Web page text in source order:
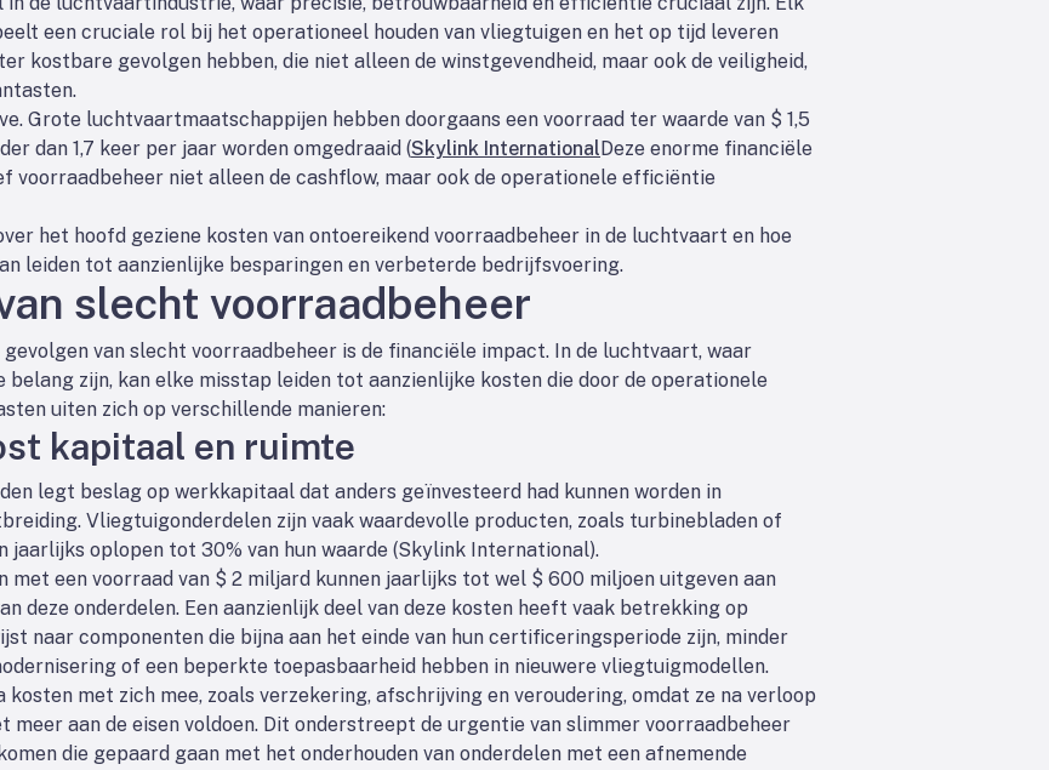
een cruciale rol bij het operationeel houden van vliegtuigen en het op tijd leveren
kostbare gevolgen hebben, die niet alleen de winstgevendheid, maar ook de veiligheid,
Grote luchtvaartmaatschappijen hebben doorgaans een voorraad ter waarde van $ 1,5
dan 1,7 keer per jaar worden omgedraaid (Skylink InternationalDeze enorme financiële
niet alleen de cashflow, maar ook de operationele efficiëntie
het hoofd geziene kosten van ontoereikend voorraadbeheer in de luchtvaart en hoe
leiden tot aanzienlijke besparingen en verbeterde bedrijfsvoering.
slecht voorraadbeheer
van slecht voorraadbeheer is de financiële impact. In de luchtvaart, waar
zijn, kan elke misstap leiden tot aanzienlijke kosten die door de operationele
uiten zich op verschillende manieren:
kapitaal en ruimte
legt beslag op werkkapitaal dat anders geïnvesteerd had kunnen worden in
Vliegtuigonderdelen zijn vaak waardevolle producten, zoals turbinebladen of
jaarlijks oplopen tot 30% van hun waarde (Skylink International).
een voorraad van $ 2 miljard kunnen jaarlijks tot wel $ 600 miljoen uitgeven aan
deze onderdelen. Een aanzienlijk deel van deze kosten heeft vaak betrekking op
naar componenten die bijna aan het einde van hun certificeringsperiode zijn, minder
of een beperkte toepasbaarheid hebben in nieuwere vliegtuigmodellen.
met zich mee, zoals verzekering, afschrijving en veroudering, omdat ze na verloop
meer aan de eisen voldoen. Dit onderstreept de urgentie van slimmer voorraadbeheer
die gepaard gaan met het onderhouden van onderdelen met een afnemende